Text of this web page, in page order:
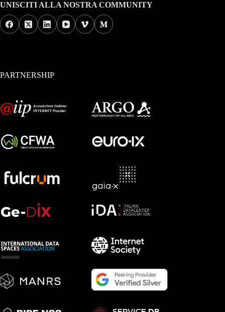
UNISCITI ALLA NOSTRA COMMUNITY
PARTNERSHIP